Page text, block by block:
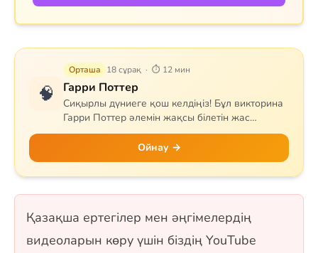
🧠
Орташа 18 сұрақ · ⏱ 12 мин
Гарри Поттер
Сиқырлы дүниеге қош келдіңіз! Бұл викторина
Гарри Поттер әлемін жақсы білетін жас
сиқыршыларға арналған. Сұрақтар Хогвартс
мектебін, квиддичті, негізгі кейіпкерлерді,
сиқырлы заттар мен арнайы сиқырларды
қамтиды. Гриффиндор, Слизерин, Когтевран
сұрақ, бір таңдауды және рас/жалған
Ойнау →
Қазақша ертегілер мен әңгімелердің
видеоларын көру үшін біздің YouTube